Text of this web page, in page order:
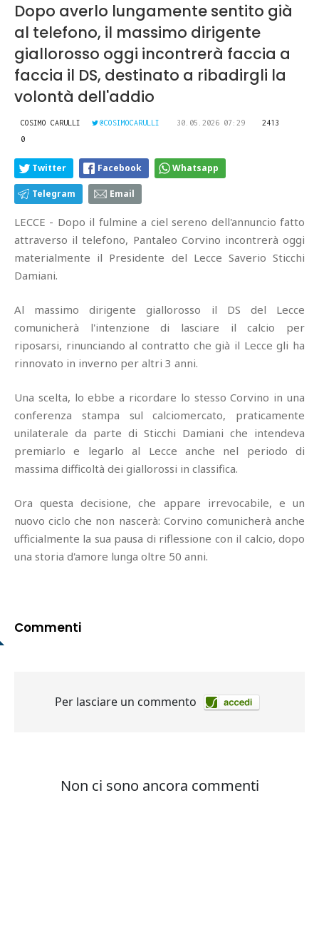
Dopo averlo lungamente sentito già
al telefono, il massimo dirigente
giallorosso oggi incontrerà faccia a
faccia il DS, destinato a ribadirgli la
volontà dell'addio
COSIMO CARULLI @COSIMOCARULLI 30.05.2026 07:29
2413
0
Twitter Facebook Whatsapp
Telegram Email
LECCE - Dopo il fulmine a ciel sereno dell'annuncio fatto
attraverso il telefono, Pantaleo Corvino incontrerà oggi
materialmente il Presidente del Lecce Saverio Sticchi
Damiani.
Al massimo dirigente giallorosso il DS del Lecce
comunicherà l'intenzione di lasciare il calcio per
riposarsi, rinunciando al contratto che già il Lecce gli ha
rinnovato in inverno per altri 3 anni.
Una scelta, lo ebbe a ricordare lo stesso Corvino in una
conferenza stampa sul calciomercato, praticamente
unilaterale da parte di Sticchi Damiani che intendeva
premiarlo e legarlo al Lecce anche nel periodo di
massima difficoltà dei giallorossi in classifica.
Ora questa decisione, che appare irrevocabile, e un
nuovo ciclo che non nascerà: Corvino comunicherà anche
ufficialmente la sua pausa di riflessione con il calcio, dopo
una storia d'amore lunga oltre 50 anni.
Commenti